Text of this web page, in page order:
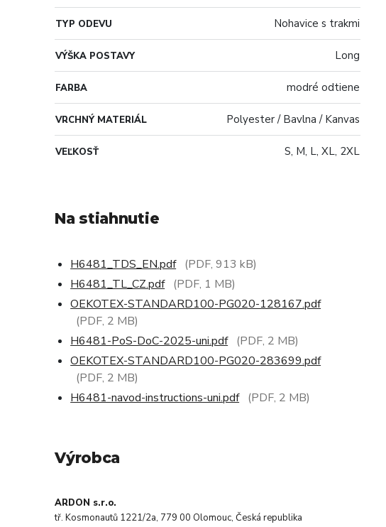
TYP ODEVU Nohavice s trakmi
VÝŠKA POSTAVY Long
FARBA modré odtiene
VRCHNÝ MATERIÁL Polyester / Bavlna / Kanvas
VEĽKOSŤ S, M, L, XL, 2XL
Na stiahnutie
H6481_TDS_EN.pdf (PDF, 913 kB)
H6481_TL_CZ.pdf (PDF, 1 MB)
OEKOTEX-STANDARD100-PG020-128167.pdf
(PDF, 2 MB)
H6481-PoS-DoC-2025-uni.pdf (PDF, 2 MB)
OEKOTEX-STANDARD100-PG020-283699.pdf
(PDF, 2 MB)
H6481-navod-instructions-uni.pdf (PDF, 2 MB)
Výrobca
ARDON s.r.o.
tř. Kosmonautů 1221/2a, 779 00 Olomouc, Česká republika